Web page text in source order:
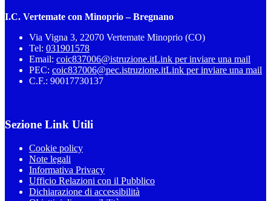
I.C. Vertemate con Minoprio – Bregnano
Via Vigna 3, 22070 Vertemate Minoprio (CO)
Tel: 031901578
Email: coic837006@istruzione.itLink per inviare una mail
PEC: coic837006@pec.istruzione.itLink per inviare una mail
C.F.: 90017730137
Sezione Link Utili
Cookie policy
Note legali
Informativa Privacy
Ufficio Relazioni con il Pubblico
Dichiarazione di accessibilità